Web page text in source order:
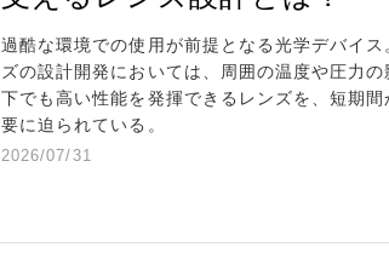
過酷な環境での使用が前提となる光学デバイ
ズの設計開発においては、周囲の温度や圧力
下でも高い性能を発揮できるレンズを、短期
要に迫られている。
2026/07/31